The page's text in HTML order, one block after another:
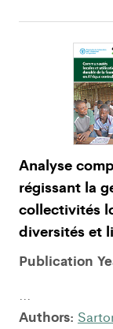
Analyse
régissant la
collectivités
diversités et
Publication
...
Authors: